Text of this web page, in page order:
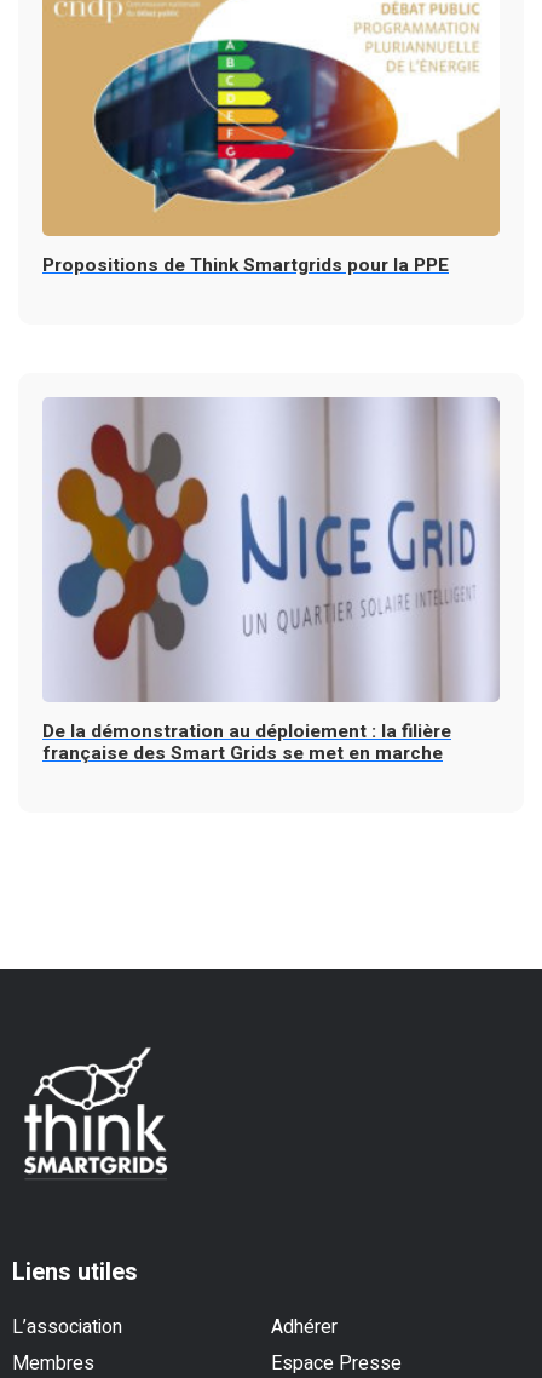
Propositions de Think Smartgrids pour la PPE
De la démonstration au déploiement : la filière
française des Smart Grids se met en marche
Liens utiles
L’association
Adhérer
Membres
Espace Presse